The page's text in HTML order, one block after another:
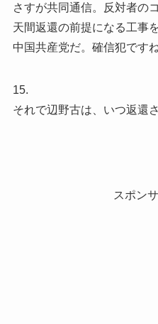
さすが共同通信。反対者の
天間返還の前提になる工事
中国共産党だ。確信犯ですね
15.
それで辺野古は、いつ返還
スポン